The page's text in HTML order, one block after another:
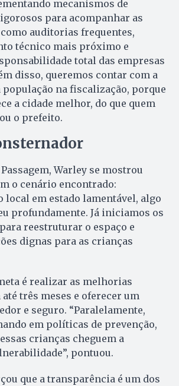
mecanismos de
para acompanhar as
auditorias frequentes,
técnico mais próximo e
total das empresas
disso, queremos contar com a
na fiscalização, porque
a cidade melhor, do que quem
o prefeito.
Passagem, Warley se mostrou
o cenário encontrado:
local em estado lamentável, algo
profundamente. Já iniciamos os
reestruturar o espaço e
dignas para as crianças
é realizar as melhorias
três meses e oferecer um
e seguro. “Paralelamente,
em políticas de prevenção,
crianças cheguem a
pontuou.
que a transparência é um dos